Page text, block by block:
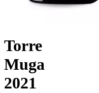
Torre
Muga
2021